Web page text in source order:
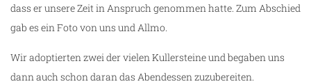
dass er unsere Zeit in Anspruch genommen hatte. Zum Abschied
gab es ein Foto von uns und Allmo.
Wir adoptierten zwei der vielen Kullersteine und begaben uns
dann auch schon daran das Abendessen zuzubereiten.